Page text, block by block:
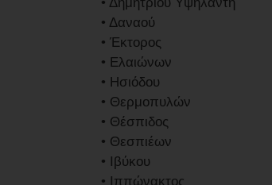
• Δαναού
• Έκτορος
• Ελαιώνων
• Ησιόδου
• Θερμοπυλών
• Θέσπιδος
• Θεσπιέων
• Ιβύκου
• Ιππώνακτος